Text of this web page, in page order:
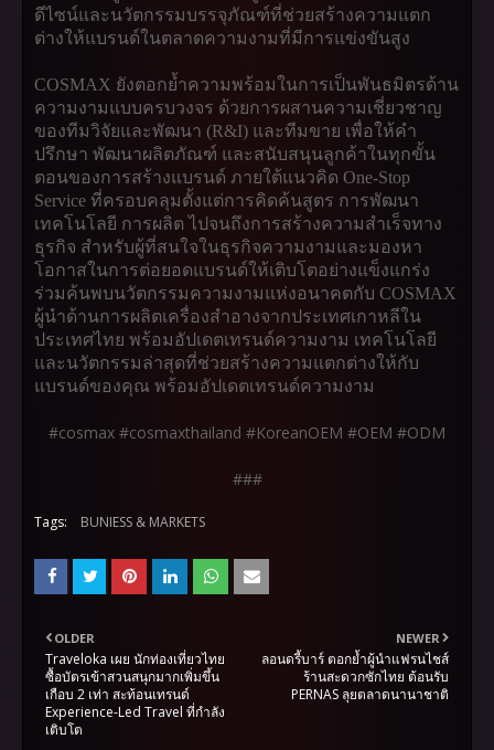
ดีไซน์และนวัตกรรมบรรจุภัณฑ์ที่ช่วยสร้างความแตก
ต่างให้แบรนด์ในตลาดความงามที่มีการแข่งขันสูง
COSMAX ยังตอกย้ำความพร้อมในการเป็นพันธมิตรด้าน
ความงามแบบครบวงจร ด้วยการผสานความเชี่ยวชาญ
ของทีมวิจัยและพัฒนา (R&I) และทีมขาย เพื่อให้คำ
ปรึกษา พัฒนาผลิตภัณฑ์ และสนับสนุนลูกค้าในทุกขั้น
ตอนของการสร้างแบรนด์ ภายใต้แนวคิด One-Stop
Service ที่ครอบคลุมตั้งแต่การคิดค้นสูตร การพัฒนา
เทคโนโลยี การผลิต ไปจนถึงการสร้างความสำเร็จทาง
ธุรกิจ สำหรับผู้ที่สนใจในธุรกิจความงามและมองหา
โอกาสในการต่อยอดแบรนด์ให้เติบโตอย่างแข็งแกร่ง
ร่วมค้นพบนวัตกรรมความงามแห่งอนาคตกับ COSMAX
ผู้นำด้านการผลิตเครื่องสำอางจากประเทศเกาหลีใน
ประเทศไทย พร้อมอัปเดตเทรนด์ความงาม เทคโนโลยี
และนวัตกรรมล่าสุดที่ช่วยสร้างความแตกต่างให้กับ
แบรนด์ของคุณ พร้อมอัปเดตเทรนด์ความงาม
#cosmax #cosmaxthailand #KoreanOEM #OEM #ODM
###
Tags: BUNIESS & MARKETS
NEWER
ลอนดรี้บาร์ ตอกย้ำผู้นำแฟรนไชส์
ร้านสะดวกซักไทย ต้อนรับ
PERNAS ลุยตลาดนานาชาติ
OLDER
Traveloka เผย นักท่องเที่ยวไทย
ซื้อบัตรเข้าสวนสนุกมากเพิ่มขึ้น
เกือบ 2 เท่า สะท้อนเทรนด์
Experience-Led Travel ที่กำลัง
เติบโต